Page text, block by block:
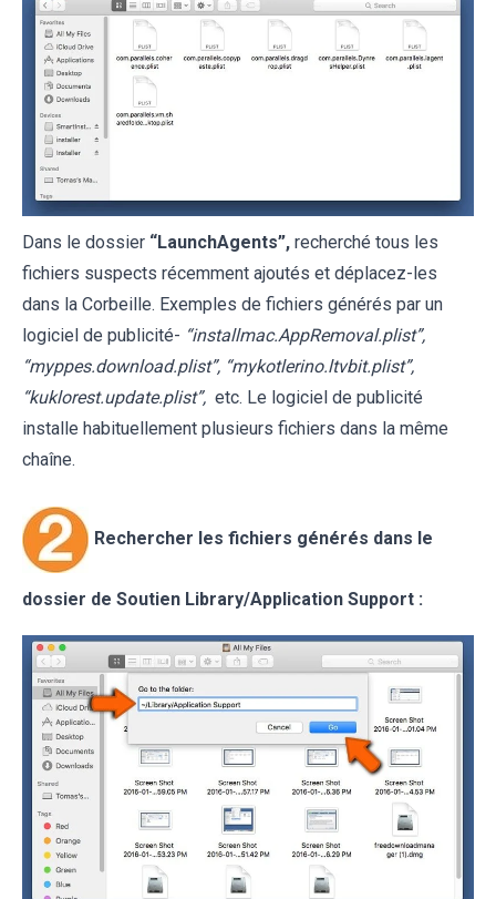
Dans le dossier “LaunchAgents”, recherché tous les
fichiers suspects récemment ajoutés et déplacez-les
dans la Corbeille. Exemples de fichiers générés par un
logiciel de publicité- “installmac.AppRemoval.plist”,
“myppes.download.plist”, “mykotlerino.ltvbit.plist”,
“kuklorest.update.plist”, etc. Le logiciel de publicité
installe habituellement plusieurs fichiers dans la même
chaîne.
Rechercher les fichiers générés dans le
dossier de Soutien Library/Application Support :